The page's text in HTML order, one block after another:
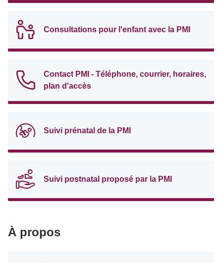
Consultations pour l'enfant avec la PMI
Contact PMI - Téléphone, courrier, horaires,
plan d'accès
Suivi prénatal de la PMI
Suivi postnatal proposé par la PMI
À propos